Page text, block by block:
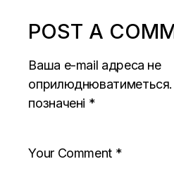
POST A
Ваша e-mail адреса не
оприлюднюватиметься.
позначені *